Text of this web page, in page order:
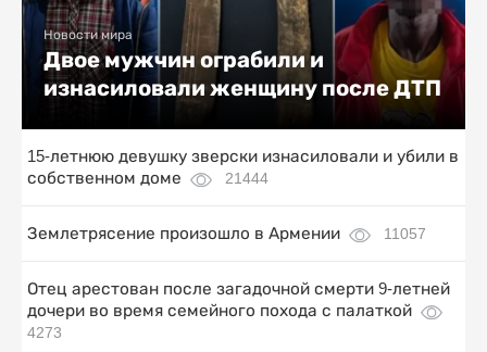
Новости мира
Двое мужчин ограбили и
изнасиловали женщину после ДТП
15-летнюю девушку зверски изнасиловали и убили в
собственном доме
21444
Землетрясение произошло в Армении 11057
Отец арестован после загадочной смерти 9-летней
дочери во время семейного похода с палаткой
4273